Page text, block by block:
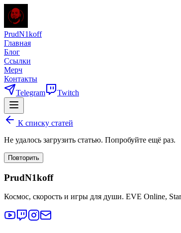
PrudN1koff
Главная
Блог
Ссылки
Мерч
Контакты
Telegram
Twitch
К списку статей
Не удалось загрузить статью. Попробуйте ещё раз.
Повторить
PrudN1koff
Космос, скорость и игры для души. EVE Online,